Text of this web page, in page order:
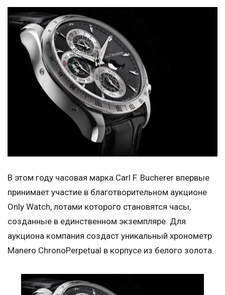
В этом году часовая марка Carl F. Bucherer впервые
принимает участие в благотворительном аукционе
Only Watch, лотами которого становятся часы,
созданные в единственном экземпляре. Для
аукциона компания создаст уникальный хронометр
Manero ChronoPerpetual в корпусе из белого золота.